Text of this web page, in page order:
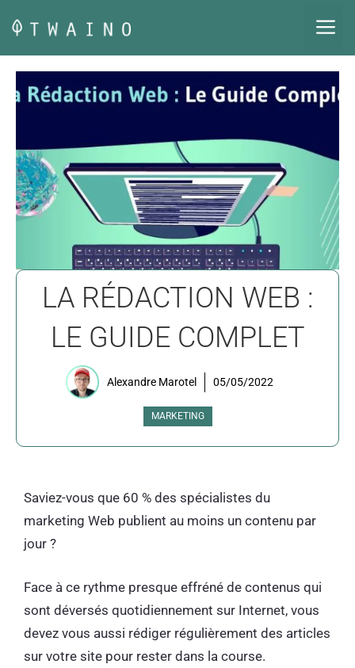
au
contenu
LA RÉDACTION WEB :
LE GUIDE COMPLET
Alexandre Marotel 05/05/2022
MARKETING
Saviez-vous que 60 % des spécialistes du
marketing Web publient au moins un contenu par
jour ?
Face à ce rythme presque effréné de contenus qui
sont déversés quotidiennement sur Internet, vous
devez vous aussi rédiger régulièrement des articles
sur votre site pour rester dans la course.